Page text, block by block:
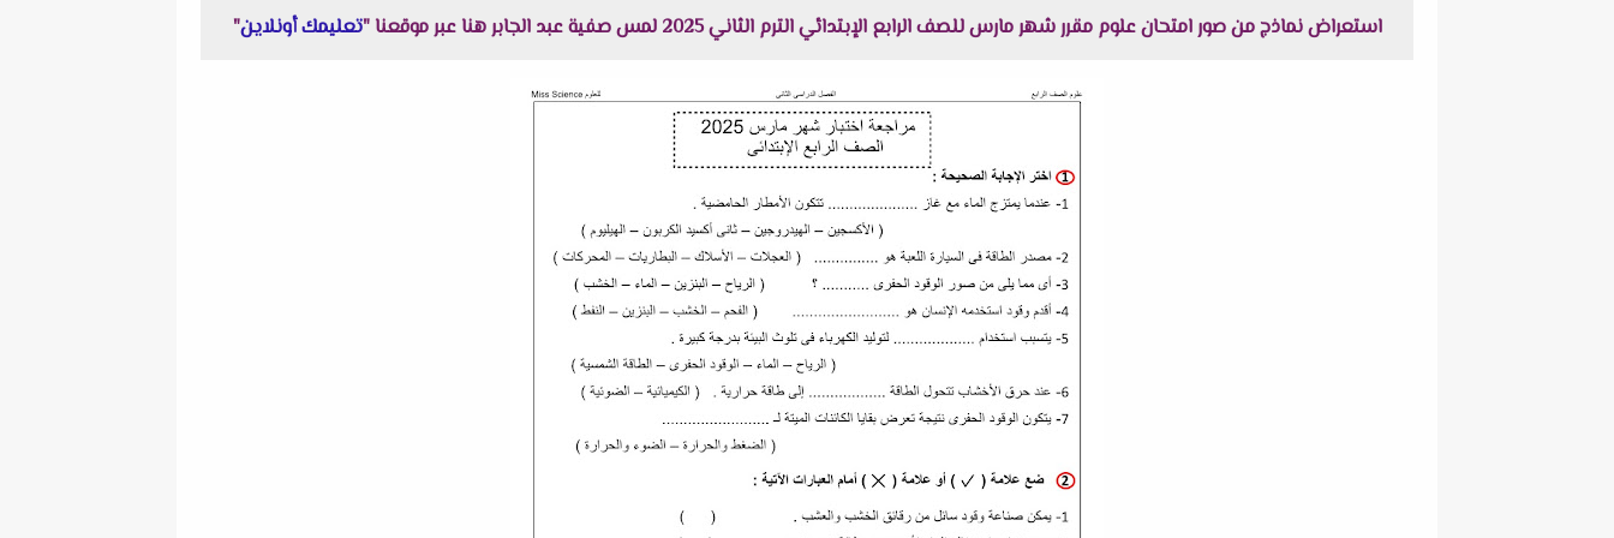
استعراض نماذج من صور امتحان علوم مقرر شهر مارس للصف الرابع الإبتدائي الترم الثاني 2025 لمس صفية عبد الجابر هنا عبر موقعنا " تعليمك أونلاين"